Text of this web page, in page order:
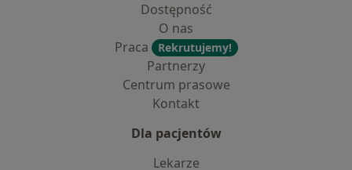
Dostępność
O nas
Praca
Rekrutujemy!
Partnerzy
Centrum prasowe
Kontakt
Dla pacjentów
Lekarze